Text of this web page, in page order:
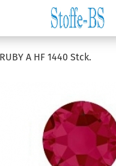
A HF 1440 Stck.